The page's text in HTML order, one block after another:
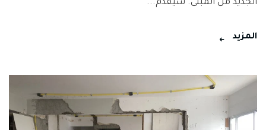
الجديد من المبنى. سيقدم...
المزيد